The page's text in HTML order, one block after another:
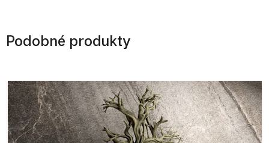
Podobné produkty